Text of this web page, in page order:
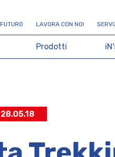
FUTURO LAVORA CON NOI SERVI
Prodotti iN'
28.05.18